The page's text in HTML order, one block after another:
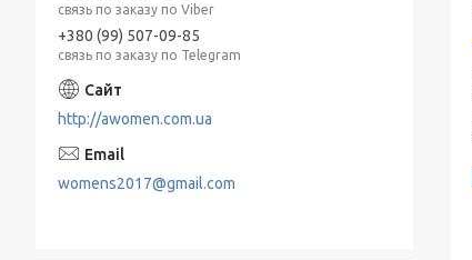
связь по заказу по Viber
+380 (99) 507-09-85
связь по заказу по Telegram
http://awomen.com.ua
womens2017@gmail.com